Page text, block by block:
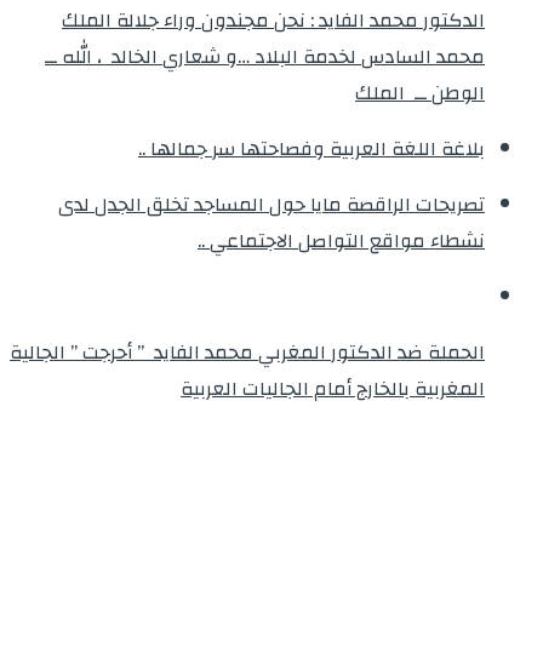
الدكتور محمد الفايد : نحن مجندون وراء جلالة الملك
محمد السادس لخدمة البلاد …و شعاري الخالد ، الله ــ
الوطن ــ الملك
بلاغة اللغة العربية وفصاحتها سر جمالها ..
تصريحات الراقصة مايا حول المساجد تخلق الجدل لدى
نشطاء مواقع التواصل الاجتماعي ..
الحملة ضد الدكتور المغربي محمد الفايد ” أحرجت ” الجالية
المغربية بالخارج أمام الجاليات العربية